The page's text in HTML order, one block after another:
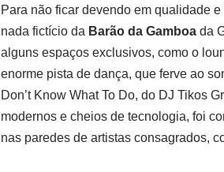
Para não ficar devendo em qualidade
nada fictício da Barão da Gamboada
alguns espaços exclusivos, como o
enorme pista de dança, que ferve ao
Don’t Know What To Do, do DJ Tikos
modernos e cheios de tecnologia, foi
nas paredes de artistas consagrados,